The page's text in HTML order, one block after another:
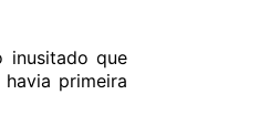
inusitado que
primeira